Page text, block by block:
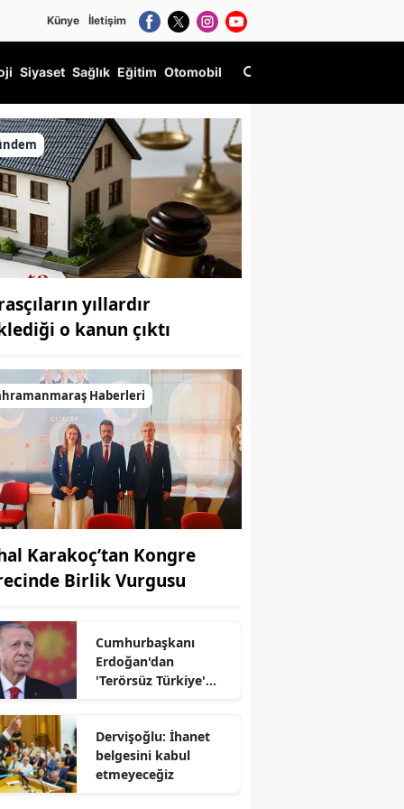
Künye İletişim
Siyaset Sağlık Eğitim Otomobil
sürecini paylaşacak!
yıllardır
o kanun çıktı
Haberleri
Karakoç’tan Kongre
Birlik Vurgusu
Cumhurbaşkanı
Erdoğan'dan
'Terörsüz Türkiye'
Dervişoğlu: İhanet
belgesini kabul
etmeyeceğiz